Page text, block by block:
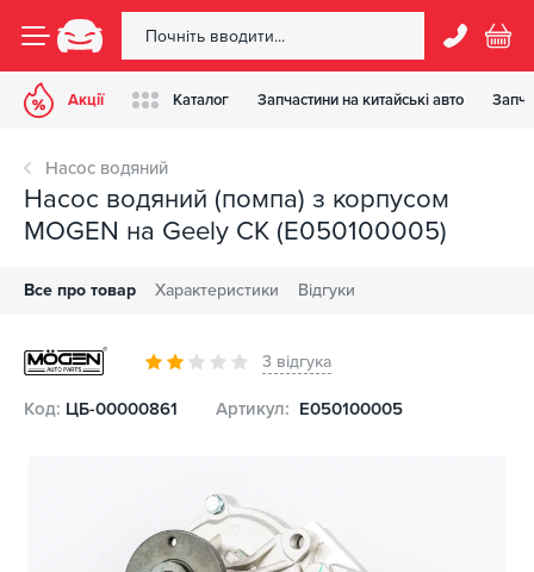
Акції Каталог Запчастини на китайські авто
Насос водяний
Насос водяний (помпа) з корпусом
MOGEN на Geely CK (E050100005)
Все про товар Характеристики Відгуки
3 відгука
Код: ЦБ-00000861 Артикул: E050100005